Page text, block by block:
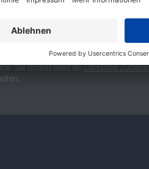
und Stuttgart, 10 Minuten vor der
Camper Vans, oder den puren
und Caravaning!
Sie finden alles anCamping